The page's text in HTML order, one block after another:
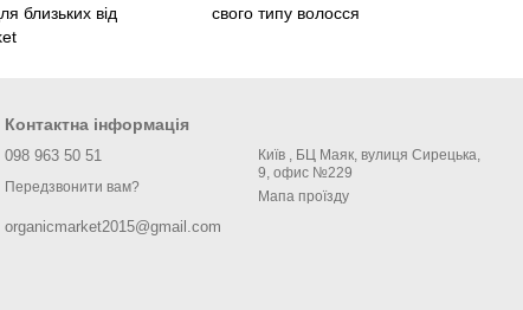
близьких від
свого типу волосся
Контактна інформація
098 963 50 51
Передзвонити вам?
organicmarket2015@gmail.com
Київ , БЦ Маяк, вулиця Сирецька,
9, офис №229
Мапа проїзду